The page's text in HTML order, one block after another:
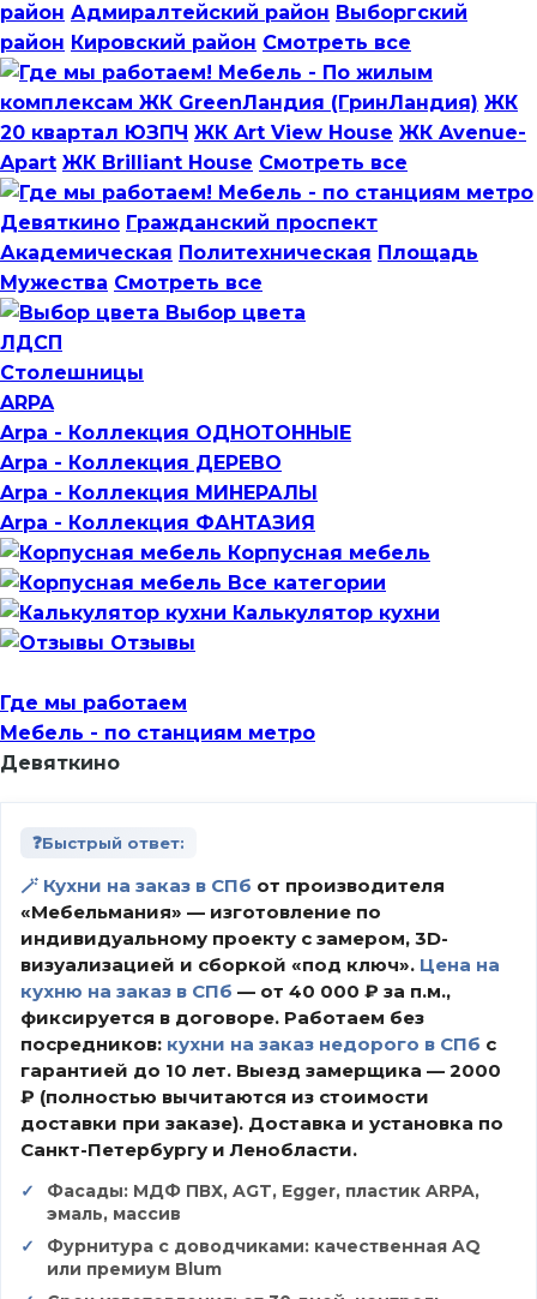
район Адмиралтейский район Выборгский
район Кировский район Смотреть все
Мебель - По жилым
комплексам ЖК GreenЛандия (ГринЛандия) ЖК
20 квартал ЮЗПЧ ЖК Art View House ЖК Avenue-
Apart ЖК Brilliant House Смотреть все
Мебель - по станциям метро
Девяткино Гражданский проспект
Академическая Политехническая Площадь
Мужества Смотреть все
Выбор цвета
ЛДСП
Столешницы
ARPA
Arpa - Коллекция ОДНОТОННЫЕ
Arpa - Коллекция ДЕРЕВО
Arpa - Коллекция МИНЕРАЛЫ
Arpa - Коллекция ФАНТАЗИЯ
Корпусная мебель
Все категории
Калькулятор кухни
Отзывы
Где мы работаем
Мебель - по станциям метро
Девяткино
❓Быстрый ответ:
🪄 Кухни на заказ в СПб от производителя
«Мебельмания» — изготовление по
индивидуальному проекту с замером, 3D-
визуализацией и сборкой «под ключ». Цена на
кухню на заказ в СПб — от 40 000 ₽ за п.м.,
фиксируется в договоре. Работаем без
посредников: кухни на заказ недорого в СПб с
гарантией до 10 лет. Выезд замерщика — 2000
₽ (полностью вычитаются из стоимости
доставки при заказе). Доставка и установка по
Санкт-Петербургу и Ленобласти.
Фасады: МДФ ПВХ, AGT, Egger, пластик ARPA,
эмаль, массив
Фурнитура с доводчиками: качественная AQ
или премиум Blum